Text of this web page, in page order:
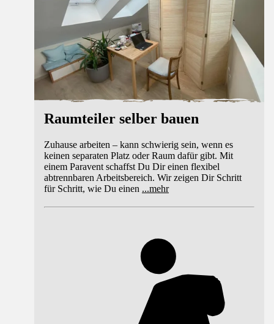
Raumteiler selber bauen
Zuhause arbeiten – kann schwierig sein, wenn es
keinen separaten Platz oder Raum dafür gibt. Mit
einem Paravent schaffst Du Dir einen flexibel
abtrennbaren Arbeitsbereich. Wir zeigen Dir Schritt
für Schritt, wie Du einen ...mehr